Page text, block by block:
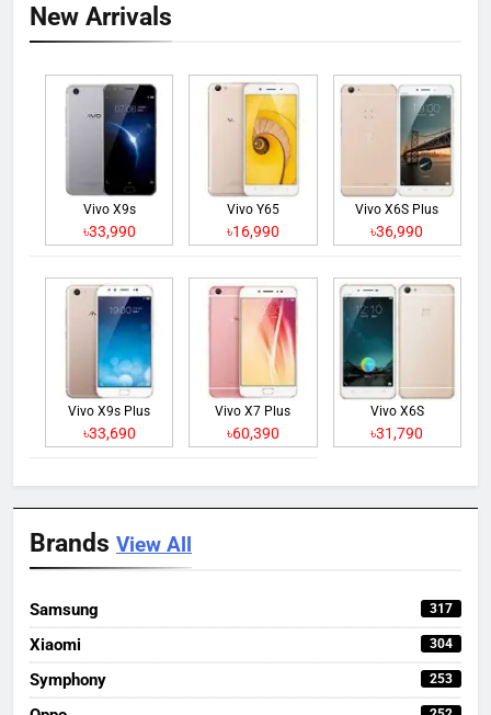
New Arrivals
Vivo X9s
৳33,990
Vivo Y65
৳16,990
Vivo X6S Plus
৳36,990
Vivo X9s Plus
৳33,690
Vivo X7 Plus
৳60,390
Vivo X6S
৳31,790
Brands View All
Samsung 317
Xiaomi 304
Symphony 253